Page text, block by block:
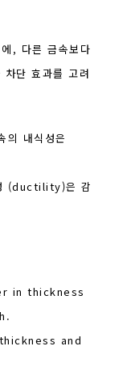
, 다른 금속보다
단 효과를 고려
내식성은
(ductility)은 감
in thickness
and